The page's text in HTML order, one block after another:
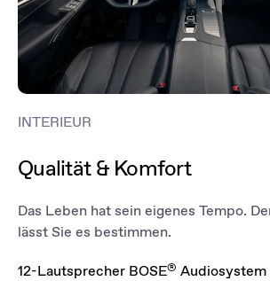
INTERIEUR
Qualität & Komfort
Das Leben hat sein eigenes Tempo.
lässt Sie es bestimmen.
12-Lautsprecher BOSE® Audiosystem